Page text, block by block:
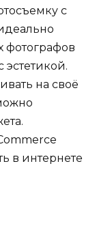
с
фотографов
эстетикой.
на своё
в интернете